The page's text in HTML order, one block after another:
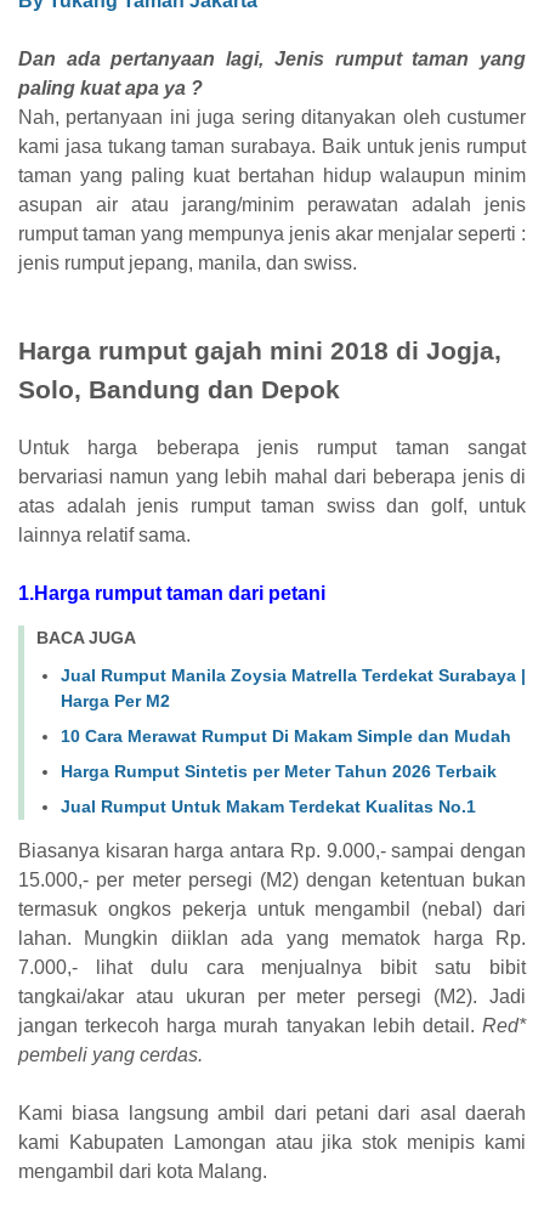
Dan ada pertanyaan lagi, Jenis rumput taman yang
paling kuat apa ya ?
Nah, pertanyaan ini juga sering ditanyakan oleh custumer
kami jasa tukang taman surabaya. Baik untuk jenis rumput
taman yang paling kuat bertahan hidup walaupun minim
asupan air atau jarang/minim perawatan adalah jenis
rumput taman yang mempunya jenis akar menjalar seperti :
jenis rumput jepang, manila, dan swiss.
Harga rumput gajah mini 2018 di Jogja,
Solo, Bandung dan Depok
Untuk harga beberapa jenis rumput taman sangat
bervariasi namun yang lebih mahal dari beberapa jenis di
atas adalah jenis rumput taman swiss dan golf, untuk
lainnya relatif sama.
1.Harga rumput taman dari petani
BACA JUGA
Jual Rumput Manila Zoysia Matrella Terdekat Surabaya |
Harga Per M2
10 Cara Merawat Rumput Di Makam Simple dan Mudah
Harga Rumput Sintetis per Meter Tahun 2026 Terbaik
Jual Rumput Untuk Makam Terdekat Kualitas No.1
Biasanya kisaran harga antara Rp. 9.000,- sampai dengan
15.000,- per meter persegi (M2) dengan ketentuan bukan
termasuk ongkos pekerja untuk mengambil (nebal) dari
lahan. Mungkin diiklan ada yang mematok harga Rp.
7.000,- lihat dulu cara menjualnya bibit satu bibit
tangkai/akar atau ukuran per meter persegi (M2). Jadi
jangan terkecoh harga murah tanyakan lebih detail. Red*
pembeli yang cerdas.
Kami biasa langsung ambil dari petani dari asal daerah
kami Kabupaten Lamongan atau jika stok menipis kami
mengambil dari kota Malang.